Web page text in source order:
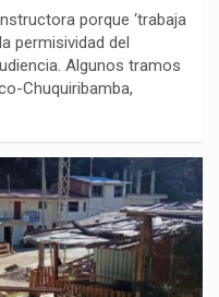
porque ‘trabaja
permisividad del
Algunos tramos
Chuquiribamba,